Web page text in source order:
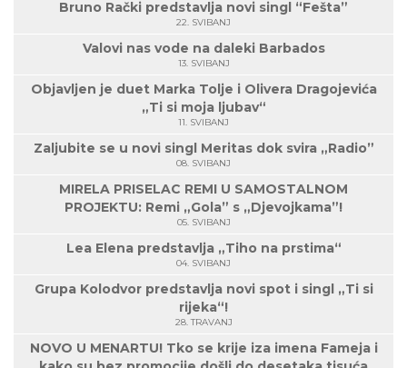
Bruno Rački predstavlja novi singl “Fešta”
22. SVIBANJ
Valovi nas vode na daleki Barbados
13. SVIBANJ
Objavljen je duet Marka Tolje i Olivera Dragojevića
„Ti si moja ljubav“
11. SVIBANJ
Zaljubite se u novi singl Meritas dok svira „Radio”
08. SVIBANJ
MIRELA PRISELAC REMI U SAMOSTALNOM
PROJEKTU: Remi „Gola” s „Djevojkama”!
05. SVIBANJ
Lea Elena predstavlja „Tiho na prstima“
04. SVIBANJ
Grupa Kolodvor predstavlja novi spot i singl „Ti si
rijeka“!
28. TRAVANJ
NOVO U MENARTU! Tko se krije iza imena Fameja i